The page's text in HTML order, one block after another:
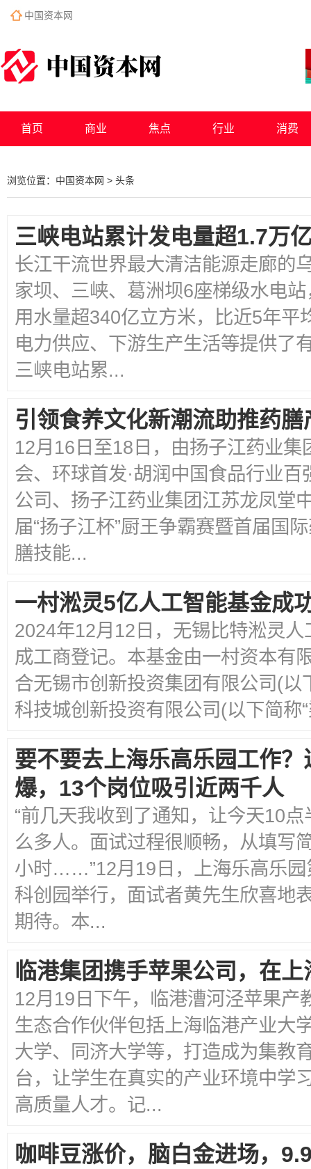
中国资本网
首页 商业 焦点 行业 消费
浏览位置： 中国资本网 > 头条
三峡电站累计发电量超1.7万
长江干流世界最大清洁能源走廊的
家坝、三峡、葛洲坝6座梯级水电
用水量超340亿立方米，比近5年平
电力供应、下游生产生活等提供了
三峡电站累...
引领食养文化新潮流助推药膳
12月16日至18日，由扬子江药业
会、环球首发·胡润中国食品行业
公司、扬子江药业集团江苏龙凤堂
届“扬子江杯”厨王争霸赛暨首届国
膳技能...
一村淞灵5亿人工智能基金成
2024年12月12日，无锡比特淞灵
成工商登记。本基金由一村资本有
合无锡市创新投资集团有限公司(以
科技城创新投资有限公司(以下简称
要不要去上海乐高乐园工作
爆，13个岗位吸引近两千人
“前几天我收到了通知，让今天10
么多人。面试过程很顺畅，从填写
小时……”12月19日，上海乐高乐园
科创园举行，面试者黄先生欣喜地
期待。本...
临港集团携手苹果公司，在
12月19日下午，临港漕河泾苹果产
生态合作伙伴包括上海临港产业大
大学、同济大学等，打造成为集教
台，让学生在真实的产业环境中学
高质量人才。记...
咖啡豆涨价，脑白金进场，